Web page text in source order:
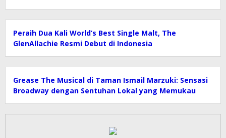
Peraih Dua Kali World’s Best Single Malt, The
GlenAllachie Resmi Debut di Indonesia
Grease The Musical di Taman Ismail Marzuki: Sensasi
Broadway dengan Sentuhan Lokal yang Memukau